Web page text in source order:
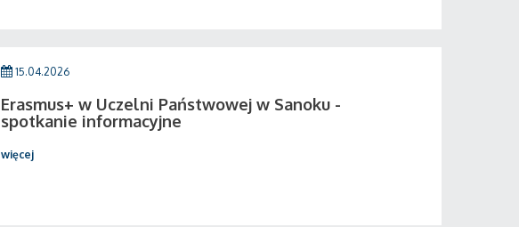
15.04.2026
Erasmus+ w Uczelni Państwowej w Sanoku -
spotkanie informacyjne
więcej